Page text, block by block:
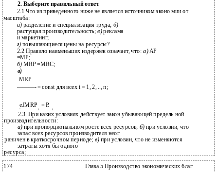
2. Выберите правильный ответ
2.1 Что из приведенного ниже не является источником эконо­ мии от
масштаба:
а) разделение и специализация труда; б)
растущая производительность;в)реклама
и маркетинг;
г) повышающиеся цены на ресурсы?
2.2 Правило наименьших издержек означает, что:а) АР
=МР;
б) MRP =MRC;
в)
MRP
———- = const для всех i = 1, 2, .., п;
eJMRP = Р.
' i i
2.3. При каких условиях действует закон убывающей предель­ ной
производительности:
а) при пропорциональном росте всех ресурсов; б) при условии, что
запас всех ресурсов производителя неог­
раничен в краткосрочном периоде; в) при условии, что не изменяются
затраты хотя бы одного
ресурса;
174
Глава 5 Производство экономических благ